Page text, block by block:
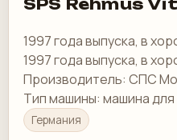
SPS Rehmus
1997 года выпуска, в
1997 года выпуска, в
Производитель: СПС
Тип машины: машина
Германия